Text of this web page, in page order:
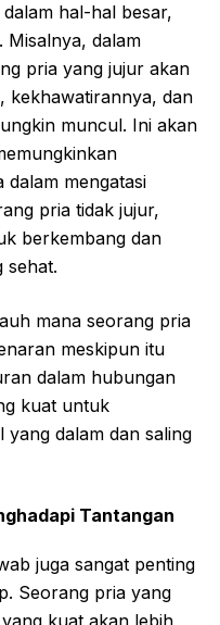
hal-hal besar,
Misalnya, dalam
pria yang jujur akan
kekhawatirannya, dan
muncul. Ini akan
dalam mengatasi
pria tidak jujur,
berkembang dan
sehat.
mana seorang pria
meskipun itu
dalam hubungan
kuat untuk
yang dalam dan saling
Tantangan
juga sangat penting
Seorang pria yang